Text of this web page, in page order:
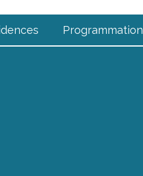
Programmation